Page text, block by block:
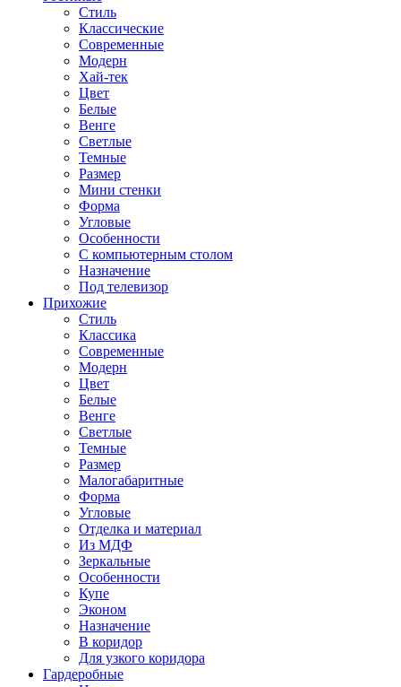
Стиль
Классические
Современные
Модерн
Хай-тек
Цвет
Белые
Венге
Светлые
Темные
Размер
Мини стенки
Форма
Угловые
Особенности
С компьютерным столом
Назначение
Под телевизор
Прихожие
Стиль
Классика
Современные
Модерн
Цвет
Белые
Венге
Светлые
Темные
Размер
Малогабаритные
Форма
Угловые
Отделка и материал
Из МДФ
Зеркальные
Особенности
Купе
Эконом
Назначение
В коридор
Для узкого коридора
Гардеробные